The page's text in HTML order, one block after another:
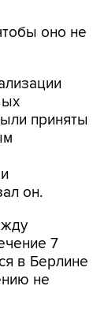
оно не
приняты
он.
7
в Берлине
не